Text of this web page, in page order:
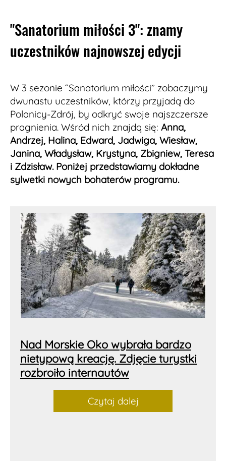
"Sanatorium miłości 3": znamy
uczestników najnowszej edycji
W 3 sezonie “Sanatorium miłości” zobaczymy
dwunastu uczestników, którzy przyjadą do
Polanicy-Zdrój, by odkryć swoje najszczersze
pragnienia. Wśród nich znajdą się: Anna,
Andrzej, Halina, Edward, Jadwiga, Wiesław,
Janina, Władysław, Krystyna, Zbigniew, Teresa
i Zdzisław. Poniżej przedstawiamy dokładne
sylwetki nowych bohaterów programu.
Nad Morskie Oko wybrała bardzo
nietypową kreację. Zdjęcie turystki
rozbroiło internautów
Czytaj dalej